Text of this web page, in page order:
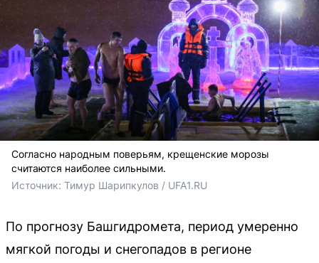
Согласно народным поверьям, крещенские морозы
считаются наиболее сильными.
Источник: Тимур Шарипкулов / UFA1.RU
По прогнозу Башгидромета, период умеренно
мягкой погоды и снегопадов в регионе